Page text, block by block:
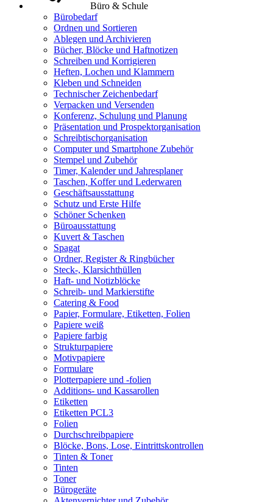
Büro & Schule
Bürobedarf
Ordnen und Sortieren
Ablegen und Archivieren
Bücher, Blöcke und Haftnotizen
Schreiben und Korrigieren
Heften, Lochen und Klammern
Kleben und Schneiden
Technischer Zeichenbedarf
Verpacken und Versenden
Konferenz, Schulung und Planung
Präsentation und Prospektorganisation
Schreibtischorganisation
Computer und Smartphone Zubehör
Stempel und Zubehör
Timer, Kalender und Jahresplaner
Taschen, Koffer und Lederwaren
Geschäftsausstattung
Schutz und Erste Hilfe
Schöner Schenken
Büroausstattung
Kuvert & Taschen
Spagat
Ordner, Register & Ringbücher
Steck-, Klarsichthüllen
Haft- und Notizblöcke
Schreib- und Markierstifte
Catering & Food
Papier, Formulare, Etiketten, Folien
Papiere weiß
Papiere farbig
Strukturpapiere
Motivpapiere
Formulare
Plotterpapiere und -folien
Additions- und Kassarollen
Etiketten
Etiketten PCL3
Folien
Durchschreibpapiere
Blöcke, Bons, Lose, Eintrittskontrollen
Tinten & Toner
Tinten
Toner
Bürogeräte